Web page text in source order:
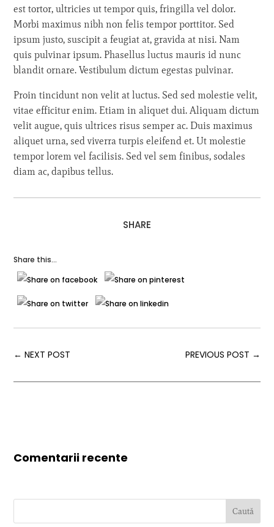
est tortor, ultricies ut tempor quis, fringilla vel dolor.
Morbi maximus nibh non felis tempor porttitor. Sed
ipsum justo, suscipit a feugiat at, gravida at nisi. Nam
quis pulvinar ipsum. Phasellus luctus mauris id nunc
blandit ornare. Vestibulum dictum egestas pulvinar.
Proin tincidunt non velit at luctus. Sed sed molestie velit,
vitae efficitur enim. Etiam in aliquet dui. Aliquam dictum
velit augue, quis ultrices risus semper ac. Duis maximus
aliquet urna, sed viverra turpis eleifend et. Ut molestie
tempor lorem vel facilisis. Sed vel sem finibus, sodales
diam ac, dapibus tellus.
SHARE
Share this...
←NEXT POST PREVIOUS POST →
Comentarii recente